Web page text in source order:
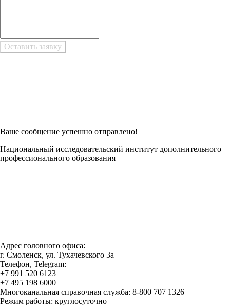
Ваше сообщение успешно отправлено!
Национальный исследовательский институт дополнительного
профессионального образования
Адрес головного офиса:
г. Смоленск, ул. Тухачевского 3а
Телефон, Telegram:
+7 991 520 6123
+7 495 198 6000
Многоканальная справочная служба: 8-800 707 1326
Режим работы: круглосуточно